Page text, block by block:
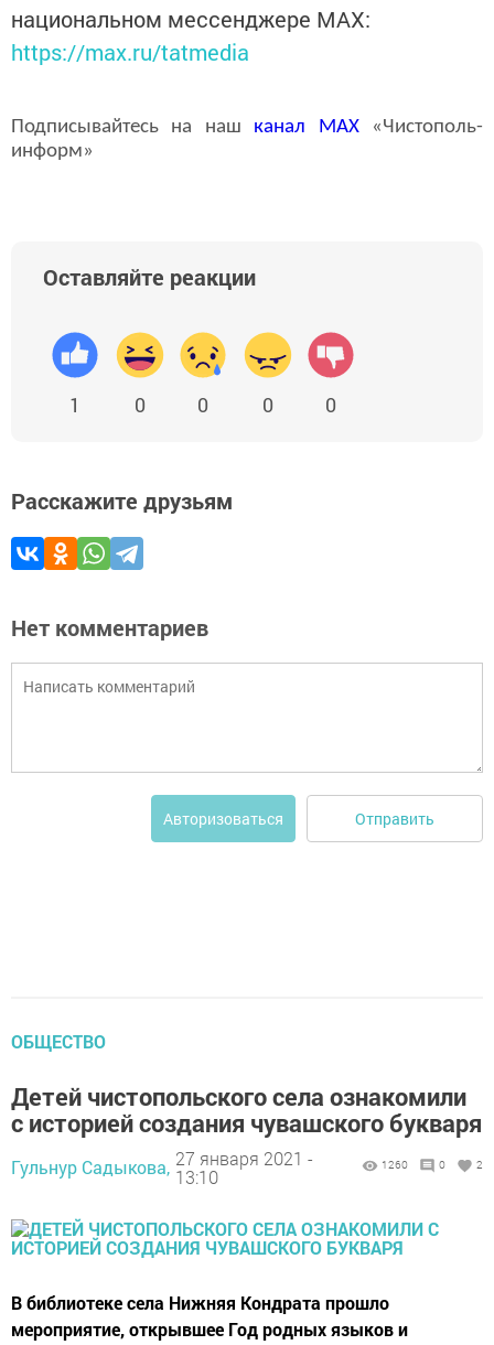
национальном мессенджере MАХ:
https://max.ru/tatmedia
Подписывайтесь на наш канал MAX«Чистополь-
информ»
Оставляйте реакции
1 0 0 0 0
Расскажите друзьям
Нет комментариев
Авторизоваться Отправить
ОБЩЕСТВО
Детей чистопольского села ознакомили
с историей создания чувашского букваря
Гульнур Садыкова, 27 января 2021 -
13:10
1260 0 2
В библиотеке села Нижняя Кондрата прошло
мероприятие, открывшее Год родных языков и